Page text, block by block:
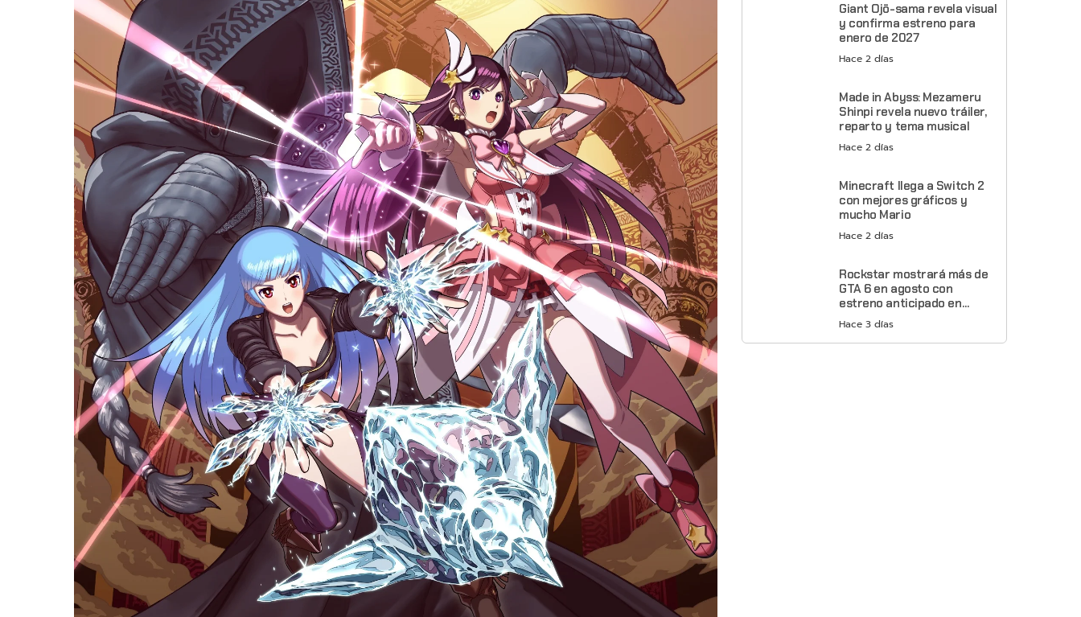
Giant Ojō-sama revela visual
y confirma estreno para
enero de 2027
Hace 2 días
Made in Abyss: Mezameru
Shinpi revela nuevo tráiler,
reparto y tema musical
Hace 2 días
Minecraft llega a Switch 2
con mejores gráficos y
mucho Mario
Hace 2 días
Rockstar mostrará más de
GTA 6 en agosto con
estreno anticipado en
Netflix
Hace 3 días